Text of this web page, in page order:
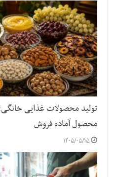
تولید محصولات غذایی خانگی؛
محصول آماده فروش
۱۴۰۵/۰۵/۱۵